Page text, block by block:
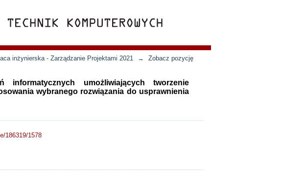
inżynierska - Zarządzanie Projektami 2021 → Zobacz pozycję
informatycznych umożliwiających tworzenie
wybranego rozwiązania do usprawnienia
186319/1578